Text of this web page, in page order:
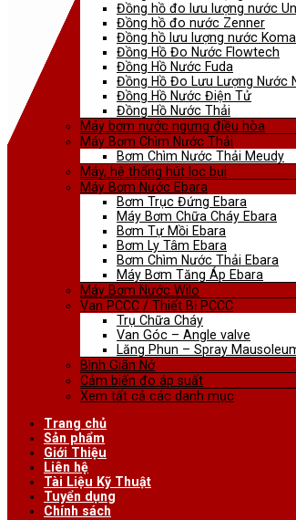
Đồng hồ đo lưu lượng nước
Đồng hồ đo nước Zenner
Đồng hồ lưu lượng nước
Đồng Hồ Đo Nước Flowtech
Đồng Hồ Nước Fuda
Đồng Hồ Đo Lưu Lượng Nước
Đồng Hồ Nước Điện Tử
Đồng Hồ Nước Thải
Máy bơm nước ngưng điều hòa
Máy Bơm Chìm Nước Thải
Bơm Chìm Nước Thải Meudy
Máy, hệ thống hút lọc bụi
Máy Bơm Nước Ebara
Bơm Trục Đứng Ebara
Máy Bơm Chữa Cháy Ebara
Bơm Tự Mồi Ebara
Bơm Ly Tâm Ebara
Bơm Chìm Nước Thải Ebara
Máy Bơm Tăng Áp Ebara
Máy Bơm Nước Wilo
Van PCCC / Thiết Bị PCCC
Trụ Chữa Cháy
Van Góc – Angle valve
Lăng Phun – Spray
Bình Giãn Nở
Cảm biến đo áp suất
Xem tất cả các danh mục
Trang chủ
Sản phẩm
Giới Thiệu
Liên hệ
Tài Liệu Kỹ Thuật
Tuyển dụng
Chính sách